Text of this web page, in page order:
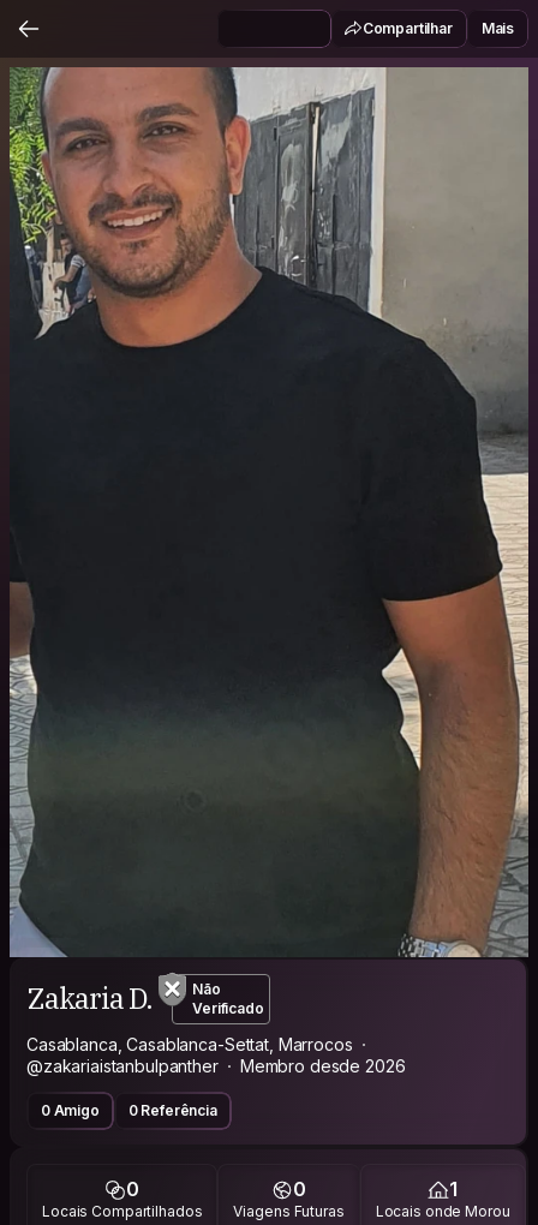
Compartilhar Mais
Zakaria D.
Não
Verificado
Casablanca, Casablanca-Settat, Marrocos
@zakariaistanbulpanther
Membro desde 2026
0 Amigo 0 Referência
0
Locais Compartilhados
0
Viagens Futuras
1
Locais onde Morou